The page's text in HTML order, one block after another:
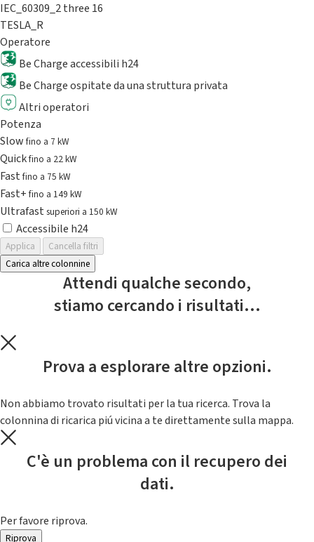
IEC_60309_2 three 16
TESLA_R
Operatore
Be Charge accessibili h24
Be Charge ospitate da una struttura privata
Altri operatori
Potenza
Slowfino a 7 kW
Quickfino a 22 kW
Fastfino a 75 kW
Fast+fino a 149 kW
Ultrafast superiori a 150 kW
Accessibile h24
Applica
Cancella filtri
Carica altre colonnine
Attendi qualche secondo,
stiamo cercando i risultati...
Prova a esplorare altre opzioni.
Non abbiamo trovato risultati per la tua ricerca. Trova la
colonnina di ricarica piú vicina a te direttamente sulla mappa.
C'è un problema con il recupero dei
dati.
Per favore riprova.
Riprova